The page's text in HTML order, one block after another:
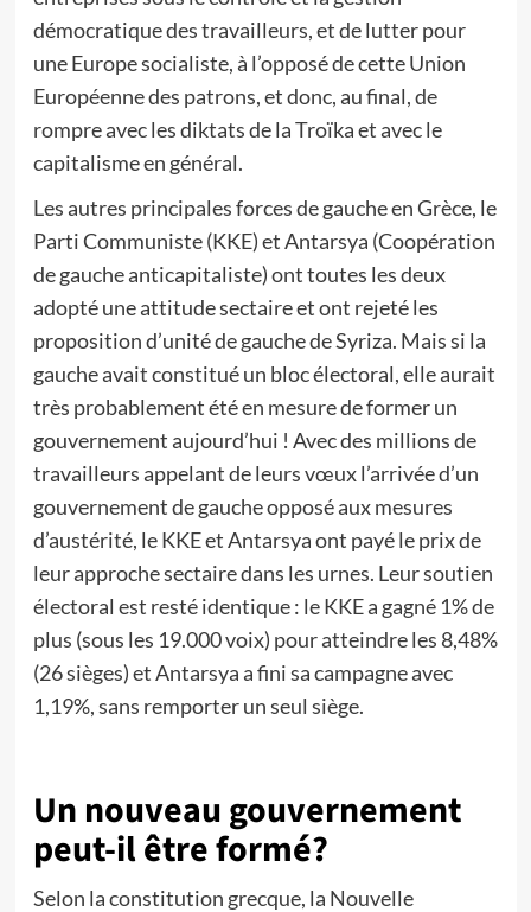
démocratique des travailleurs, et de lutter pour
une Europe socialiste, à l’opposé de cette Union
Européenne des patrons, et donc, au final, de
rompre avec les diktats de la Troïka et avec le
capitalisme en général.
Les autres principales forces de gauche en Grèce, le
Parti Communiste (KKE) et Antarsya (Coopération
de gauche anticapitaliste) ont toutes les deux
adopté une attitude sectaire et ont rejeté les
proposition d’unité de gauche de Syriza. Mais si la
gauche avait constitué un bloc électoral, elle aurait
très probablement été en mesure de former un
gouvernement aujourd’hui ! Avec des millions de
travailleurs appelant de leurs vœux l’arrivée d’un
gouvernement de gauche opposé aux mesures
d’austérité, le KKE et Antarsya ont payé le prix de
leur approche sectaire dans les urnes. Leur soutien
électoral est resté identique : le KKE a gagné 1% de
plus (sous les 19.000 voix) pour atteindre les 8,48%
(26 sièges) et Antarsya a fini sa campagne avec
1,19%, sans remporter un seul siège.
Un nouveau gouvernement
peut-il être formé?
Selon la constitution grecque, la Nouvelle